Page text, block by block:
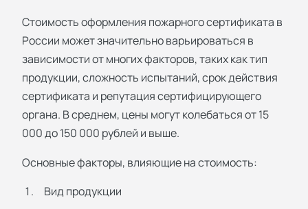
Стоимость оформления пожарного сертификата в
России может значительно варьироваться в
зависимости от многих факторов, таких как тип
продукции, сложность испытаний, срок действия
сертификата и репутация сертифицирующего
органа. В среднем, цены могут колебаться от 15
000 до 150 000 рублей и выше.
Основные факторы, влияющие на стоимость:
Вид продукции